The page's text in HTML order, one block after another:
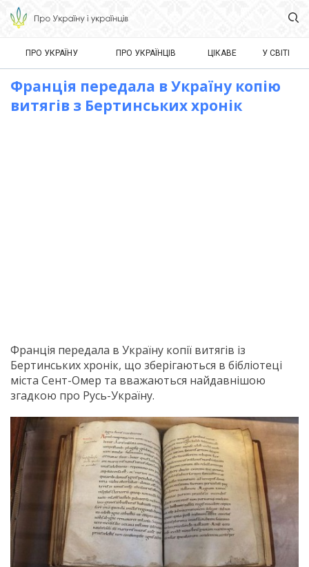
ПРО УКРАЇНУ ПРО УКРАЇНЦІВ ЦІКАВЕ У СВІТІ
Франція передала в Україну копію
витягів з Бертинських хронік
Франція передала в Україну копії витягів із
Бертинських хронік, що зберігаються в бібліотеці
міста Сент-Омер та вважаються найдавнішою
згадкою про Русь-Україну.